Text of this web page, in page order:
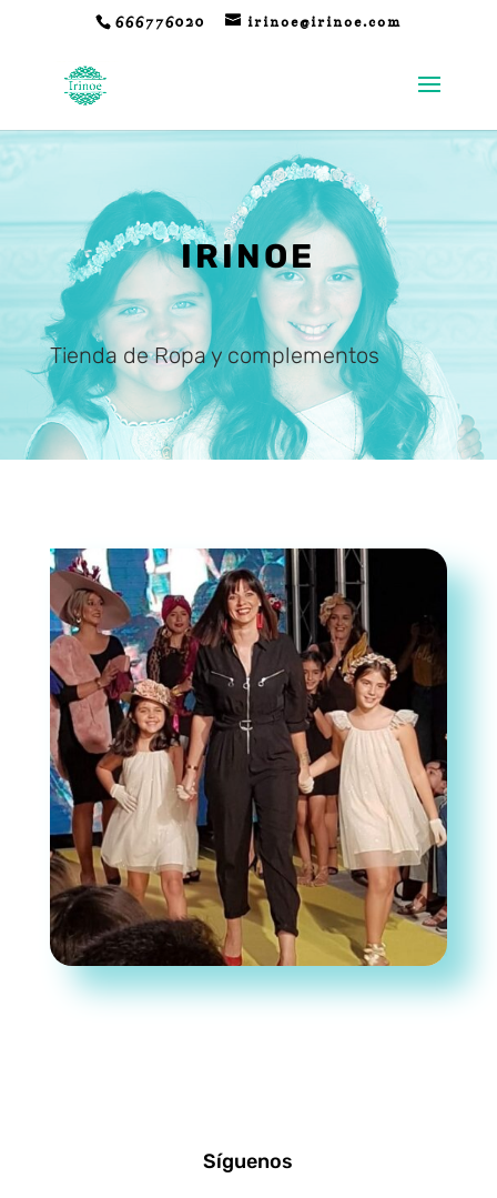
666776020 irinoe@irinoe.com
IRINOE
Tienda de Ropa y complementos
Síguenos